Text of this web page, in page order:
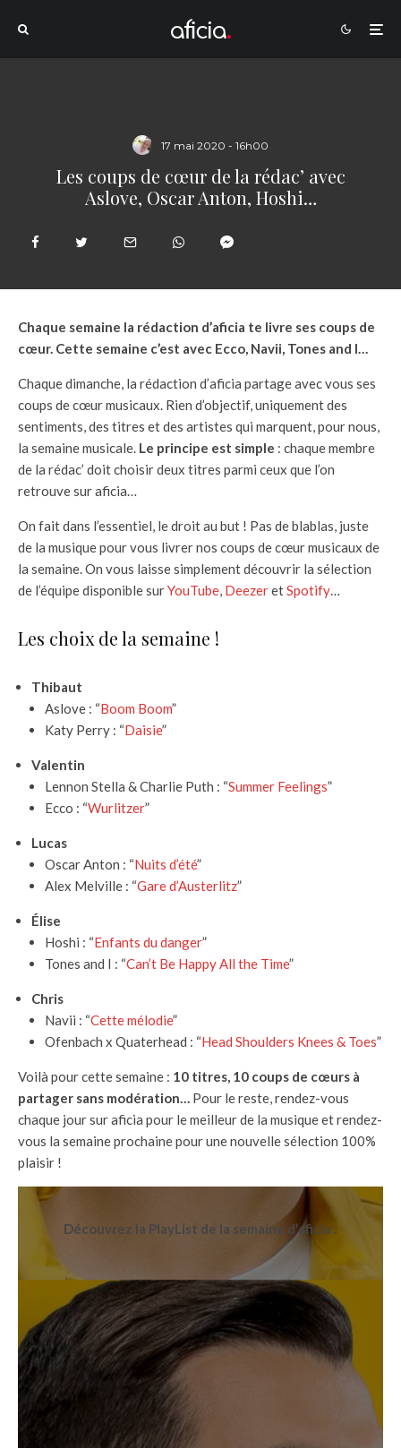
17 mai 2020 - 16h00
Les coups de cœur de la rédac’ avec
Aslove, Oscar Anton, Hoshi…
Chaque semaine la rédaction d’aficia te livre ses coups de
cœur. Cette semaine c’est avec Ecco, Navii, Tones and I…
Chaque dimanche, la rédaction d’aficia partage avec vous ses
coups de cœur musicaux. Rien d’objectif, uniquement des
sentiments, des titres et des artistes qui marquent, pour nous,
la semaine musicale. Le principe est simple : chaque membre
de la rédac’ doit choisir deux titres parmi ceux que l’on
retrouve sur aficia…
On fait dans l’essentiel, le droit au but ! Pas de blablas, juste
de la musique pour vous livrer nos coups de cœur musicaux de
la semaine. On vous laisse simplement découvrir la sélection
de l’équipe disponible surYouTube, DeezeretSpotify…
Les choix de la semaine !
Thibaut
Aslove : “Boom Boom”
Katy Perry : “Daisie”
Valentin
Lennon Stella & Charlie Puth : “Summer Feelings”
Ecco : “Wurlitzer”
Lucas
Oscar Anton : “Nuits d’été”
Alex Melville : “Gare d’Austerlitz”
Élise
Hoshi : “Enfants du danger”
Tones and I : “Can’t Be Happy All the Time”
Chris
Navii : “Cette mélodie”
Ofenbach x Quaterhead : “Head Shoulders Knees & Toes”
Voilà pour cette semaine : 10 titres, 10 coups de cœurs à
partager sans modération… Pour le reste, rendez-vous
chaque jour sur aficia pour le meilleur de la musique et rendez-
vous la semaine prochaine pour une nouvelle sélection 100%
plaisir !
Découvrez la PlayList de la semaine d’aficia :